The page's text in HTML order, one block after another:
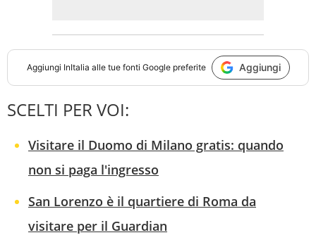
Aggiungi InItalia alle tue fonti Google preferite Aggiungi
SCELTI PER VOI:
Visitare il Duomo di Milano gratis: quando
non si paga l'ingresso
San Lorenzo è il quartiere di Roma da
visitare per il Guardian